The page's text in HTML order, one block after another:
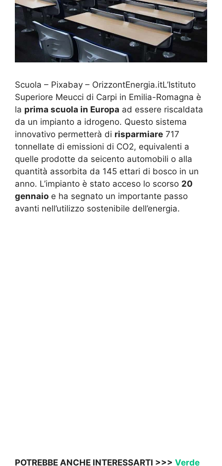
Scuola – Pixabay – OrizzontEnergia.itL’Istituto
Superiore Meucci di Carpi in Emilia-Romagna è
la prima scuola in Europa ad essere riscaldata
da un impianto a idrogeno. Questo sistema
innovativo permetterà di risparmiare 717
tonnellate di emissioni di CO2, equivalenti a
quelle prodotte da seicento automobili o alla
quantità assorbita da 145 ettari di bosco in un
anno. L’impianto è stato acceso lo scorso 20
gennaio e ha segnato un importante passo
avanti nell’utilizzo sostenibile dell’energia.
POTREBBE ANCHE INTERESSARTI >>> Verde